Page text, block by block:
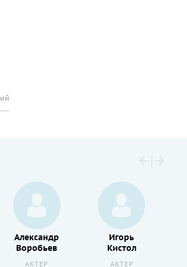
Александр
Воробьев
АКТЕР
Игорь
Кистол
АКТЕР